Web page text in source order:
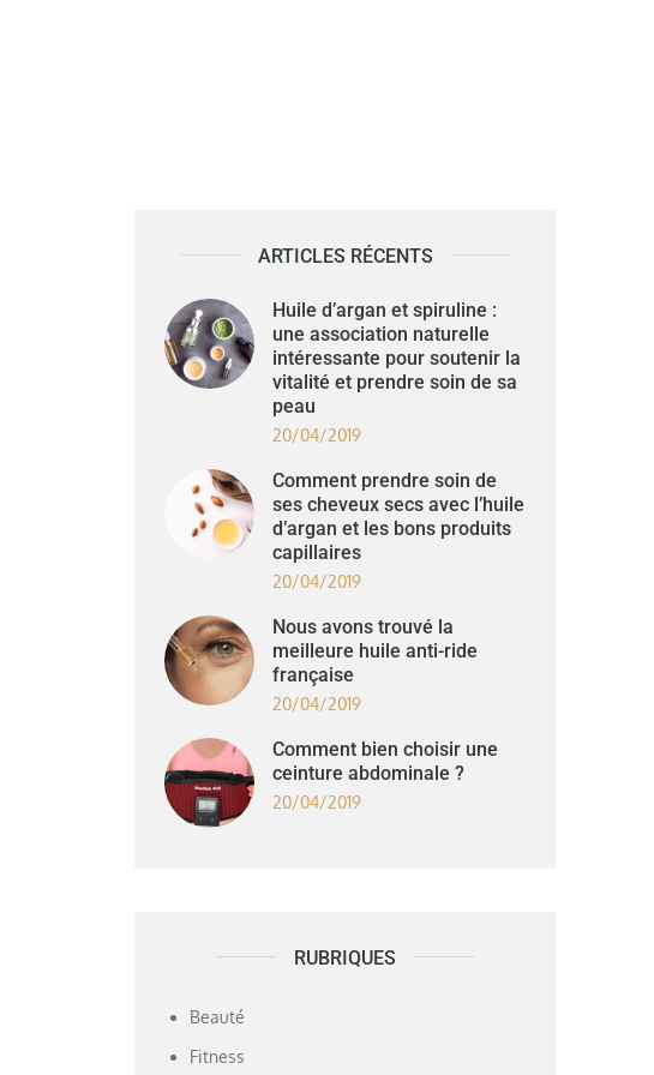
ARTICLES RÉCENTS
Huile d’argan et spiruline :
une association naturelle
intéressante pour soutenir la
vitalité et prendre soin de sa
peau
20/04/2019
Comment prendre soin de
ses cheveux secs avec l’huile
d’argan et les bons produits
capillaires
20/04/2019
Nous avons trouvé la
meilleure huile anti-ride
française
20/04/2019
Comment bien choisir une
ceinture abdominale ?
20/04/2019
RUBRIQUES
Beauté
Fitness